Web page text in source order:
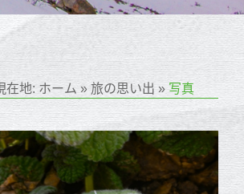
在地: ホーム» 旅の思い出 » 写真